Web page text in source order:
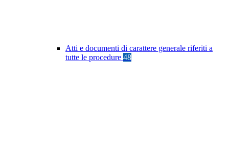
Atti e documenti di carattere generale riferiti a
tutte le procedure 48